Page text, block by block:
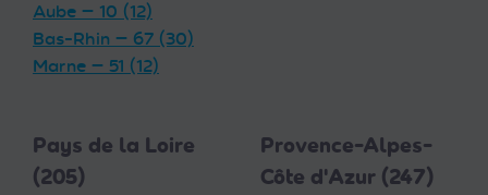
Aube — 10 (12)
Bas-Rhin — 67 (30)
Marne — 51 (12)
Pays de la Loire
(205)
Provence-Alpes-
Côte d'Azur (247)